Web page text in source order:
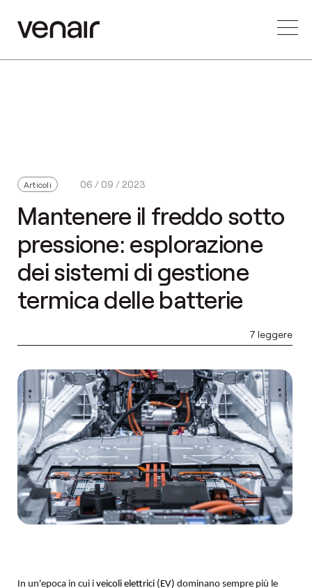
Articoli 06 / 09 / 2023
Mantenere il freddo sotto
pressione: esplorazione
dei sistemi di gestione
termica delle batterie
7 leggere
In un'epoca in cui i veicoli elettrici (EV) dominano sempre più le